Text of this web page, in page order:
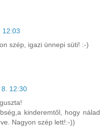
12:03
szép, igazi ünnepi süti! :-)
12:30
kinderemtől, hogy nálad
Nagyon szép lett!:-))